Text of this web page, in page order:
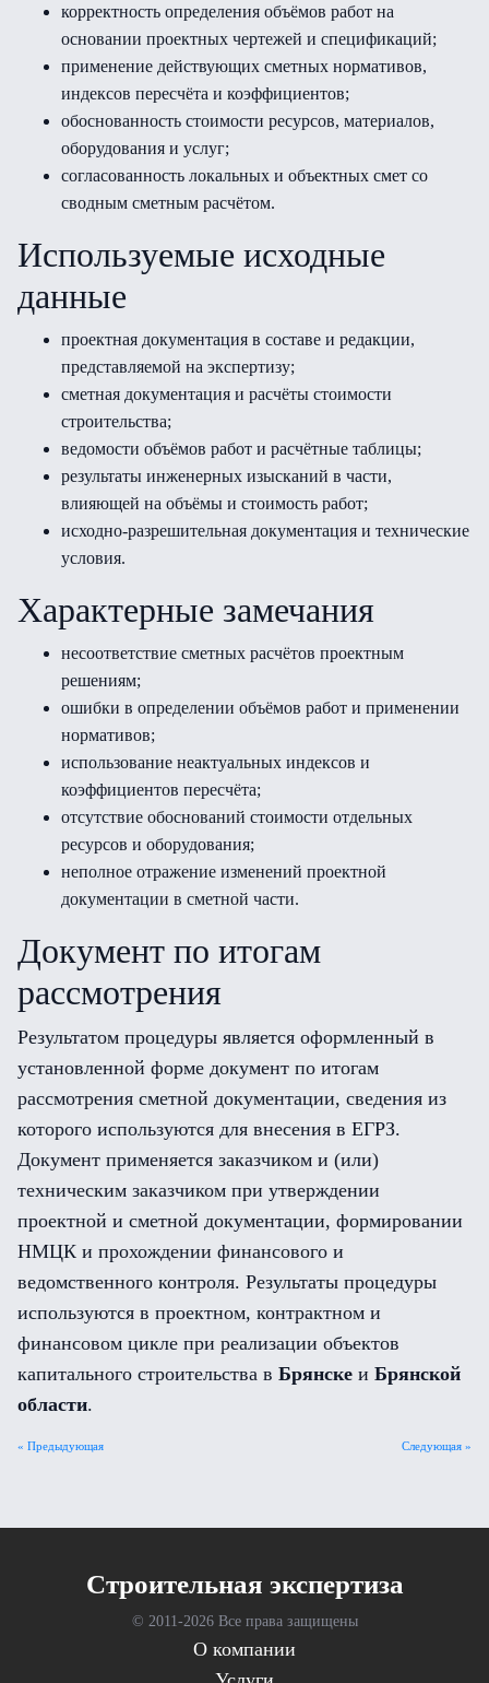
корректность определения объёмов работ на
основании проектных чертежей и спецификаций;
применение действующих сметных нормативов,
индексов пересчёта и коэффициентов;
обоснованность стоимости ресурсов, материалов,
оборудования и услуг;
согласованность локальных и объектных смет со
сводным сметным расчётом.
Используемые исходные
данные
проектная документация в составе и редакции,
представляемой на экспертизу;
сметная документация и расчёты стоимости
строительства;
ведомости объёмов работ и расчётные таблицы;
результаты инженерных изысканий в части,
влияющей на объёмы и стоимость работ;
исходно-разрешительная документация и технические
условия.
Характерные замечания
несоответствие сметных расчётов проектным
решениям;
ошибки в определении объёмов работ и применении
нормативов;
использование неактуальных индексов и
коэффициентов пересчёта;
отсутствие обоснований стоимости отдельных
ресурсов и оборудования;
неполное отражение изменений проектной
документации в сметной части.
Документ по итогам
рассмотрения
Результатом процедуры является оформленный в
установленной форме документ по итогам
рассмотрения сметной документации, сведения из
которого используются для внесения в ЕГРЗ.
Документ применяется заказчиком и (или)
техническим заказчиком при утверждении
проектной и сметной документации, формировании
НМЦК и прохождении финансового и
ведомственного контроля. Результаты процедуры
используются в проектном, контрактном и
финансовом цикле при реализации объектов
капитального строительства в Брянске и Брянской
области.
Следующая »
« Предыдующая
Cтроительная экспертиза
© 2011-2026 Все права защищены
О компании